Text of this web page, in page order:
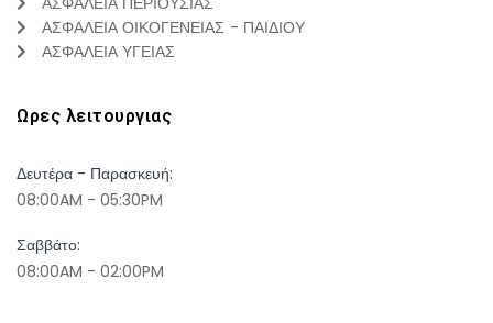
ΑΣΦΑΛΕΙΑ ΟΙΚΟΓΕΝΕΙΑΣ - ΠΑΙΔΙΟΥ
ΑΣΦΑΛΕΙΑ ΥΓΕΙΑΣ
Ωρες λειτουργιας
Δευτέρα - Παρασκευή:
08:00AM - 05:30PM
Σαββάτο:
08:00AM - 02:00PM